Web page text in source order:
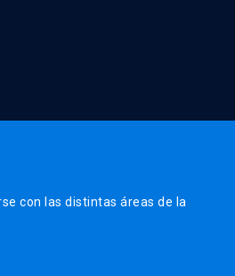
con las distintas áreas de la